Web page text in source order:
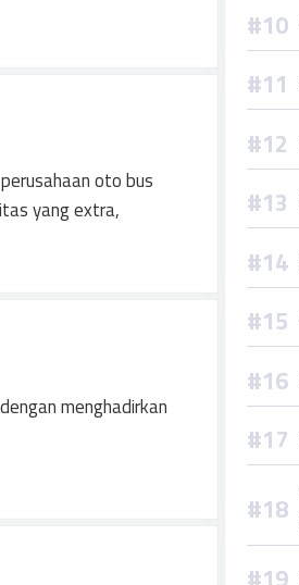
oto bus
yang extra,
menghadirkan